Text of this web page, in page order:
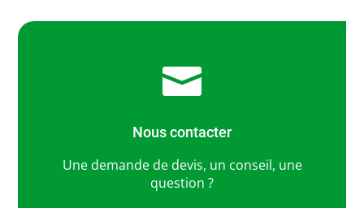

Nous contacter
Une demande de devis, un conseil, une
question ?